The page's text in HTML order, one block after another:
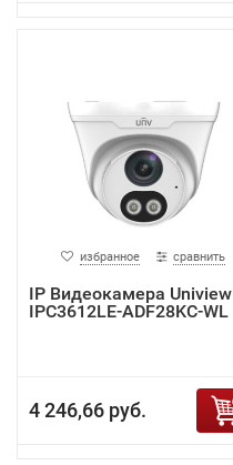
избранное сравнить
IP Видеокамера Uniview
IPC3612LE-ADF28KC-WL
4 246,66 руб.